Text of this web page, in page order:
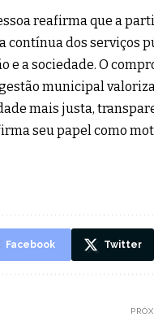
reafirma que a
contínua dos serviços
a sociedade. O
municipal
mais justa,
seu papel como
Facebook Twitter